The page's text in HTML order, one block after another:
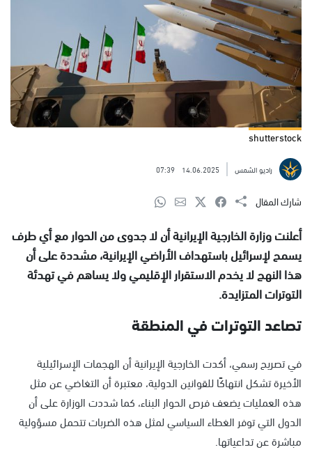
shutterstock
راديو الشمس 14.06.2025
07:39
شارك المقال
أعلنت وزارة الخارجية الإيرانية أن لا جدوى من الحوار مع أي طرف
يسمح لإسرائيل باستهداف الأراضي الإيرانية، مشددة على أن
هذا النهج لا يخدم الاستقرار الإقليمي ولا يساهم في تهدئة
التوترات المتزايدة.
تصاعد التوترات في المنطقة
في تصريح رسمي، أكدت الخارجية الإيرانية أن الهجمات الإسرائيلية
الأخيرة تشكل انتهاكًا للقوانين الدولية، معتبرة أن التغاضي عن مثل
هذه العمليات يضعف فرص الحوار البناء، كما شددت الوزارة على أن
الدول التي توفر الغطاء السياسي لمثل هذه الضربات تتحمل مسؤولية
مباشرة عن تداعياتها.